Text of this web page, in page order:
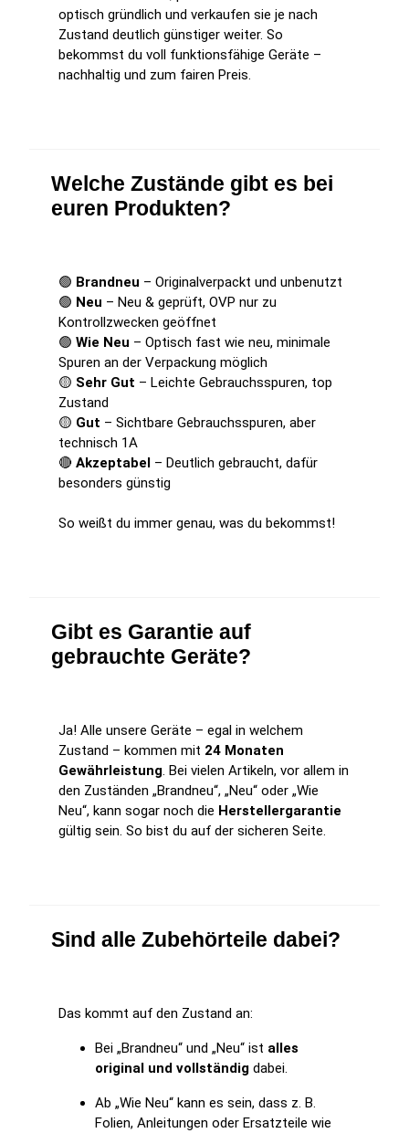
optisch gründlich und verkaufen sie je nach
Zustand deutlich günstiger weiter. So
bekommst du voll funktionsfähige Geräte –
nachhaltig und zum fairen Preis.
Welche Zustände gibt es bei
euren Produkten?
🟢 Brandneu – Originalverpackt und unbenutzt
🟢 Neu – Neu & geprüft, OVP nur zu
Kontrollzwecken geöffnet
🟢 Wie Neu – Optisch fast wie neu, minimale
Spuren an der Verpackung möglich
🟡 Sehr Gut – Leichte Gebrauchsspuren, top
Zustand
🟡 Gut – Sichtbare Gebrauchsspuren, aber
technisch 1A
🔴 Akzeptabel – Deutlich gebraucht, dafür
besonders günstig
So weißt du immer genau, was du bekommst!
Gibt es Garantie auf
gebrauchte Geräte?
Ja! Alle unsere Geräte – egal in welchem
Zustand – kommen mit 24 Monaten
Gewährleistung. Bei vielen Artikeln, vor allem in
den Zuständen „Brandneu“, „Neu“ oder „Wie
Neu“, kann sogar noch die Herstellergarantie
gültig sein. So bist du auf der sicheren Seite.
Sind alle Zubehörteile dabei?
Das kommt auf den Zustand an:
Bei „Brandneu“ und „Neu“ ist alles
original und vollständig dabei.
Ab „Wie Neu“ kann es sein, dass z. B.
Folien, Anleitungen oder Ersatzteile wie